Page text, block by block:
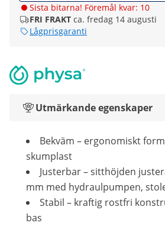
Sista bitarna! Föremål kvar: 10
FRI FRAKT ca. fredag 14 augusti
Lågprisgaranti
Utmärkande egenskaper
Bekväm – ergonomiskt
skumplast
Justerbar – sitthöjden
mm med hydraulpumpen,
Stabil – kraftig rostfri
bas